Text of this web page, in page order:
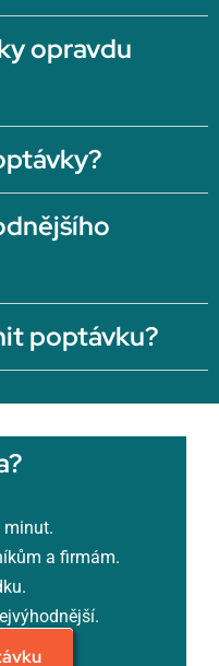
opravdu
poptávku?
minut.
a firmám.